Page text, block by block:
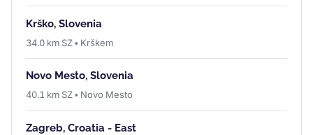
Krško, Slovenia
34.0 km SZ • Krškem
Novo Mesto, Slovenia
40.1 km SZ • Novo Mesto
Zagreb, Croatia - East